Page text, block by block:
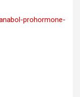
prohormone-